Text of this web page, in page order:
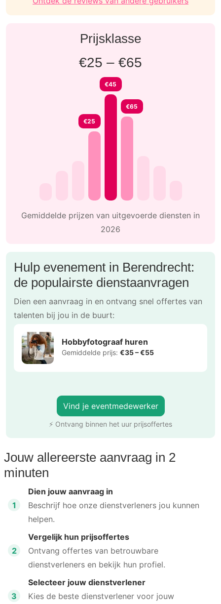
Prijsklasse
€25 – €65
€25
€45
€65
Gemiddelde prijzen van uitgevoerde diensten in
2026
Hulp evenement in Berendrecht:
de populairste dienstaanvragen
Dien een aanvraag in en ontvang snel offertes van
talenten bij jou in de buurt:
Hobbyfotograaf huren
Gemiddelde prijs: €35 – €55
Vind je eventmedewerker
⚡ Ontvang binnen het uur prijsoffertes
Jouw allereerste aanvraag in 2
minuten
1
Dien jouw aanvraag in
Beschrijf hoe onze dienstverleners jou kunnen
helpen.
2
Vergelijk hun prijsoffertes
Ontvang offertes van betrouwbare
dienstverleners en bekijk hun profiel.
3
Selecteer jouw dienstverlener
Kies de beste dienstverlener voor jouw